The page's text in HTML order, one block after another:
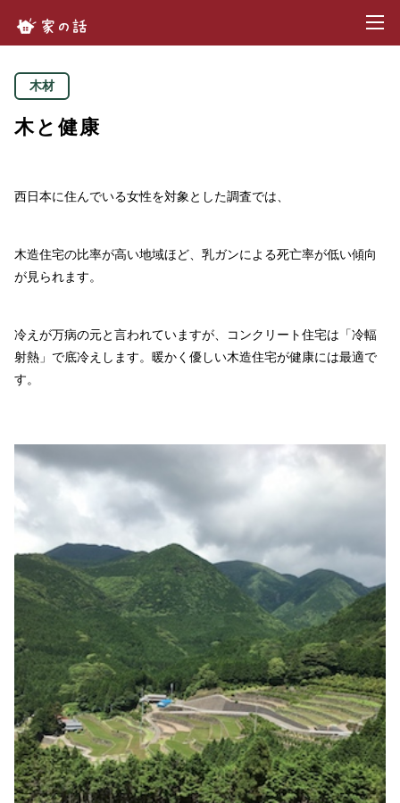
木材
木と健康
西日本に住んでいる女性を対象とした調査では、
木造住宅の比率が高い地域ほど、乳ガンによる死亡率が低い傾向
が見られます。
冷えが万病の元と言われていますが、コンクリート住宅は「冷輻
射熱」で底冷えします。暖かく優しい木造住宅が健康には最適で
す。